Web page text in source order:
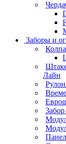
Заборы и
Лайн